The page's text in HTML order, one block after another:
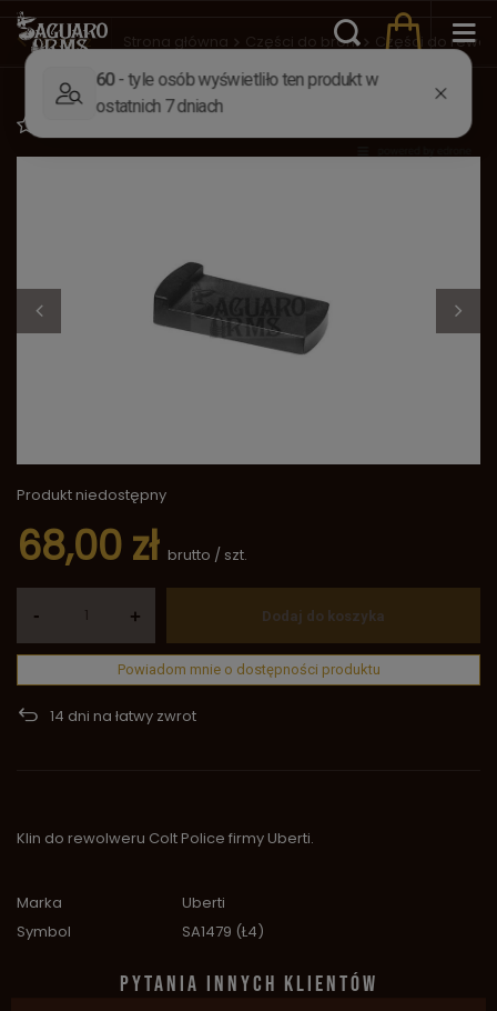
Wstecz Strona główna Części do broni Części do
Klin Colt Police (Uberti) Ł4
Produkt niedostępny
68,00 zł brutto / szt.
- + Dodaj do koszyka
Powiadom mnie o dostępności produktu
14 dni na łatwy zwrot
Klin do rewolweru Colt Police firmy Uberti.
Marka
Uberti
Symbol
SA1479 (Ł4)
PYTANIA INNYCH KLIENTÓW